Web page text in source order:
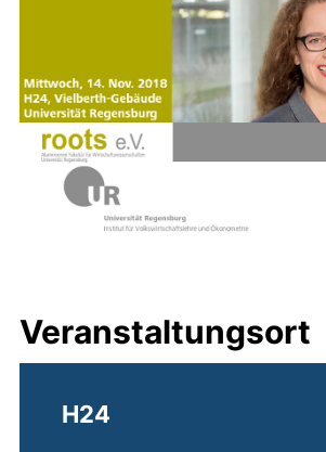
Veranstaltungsort
H24